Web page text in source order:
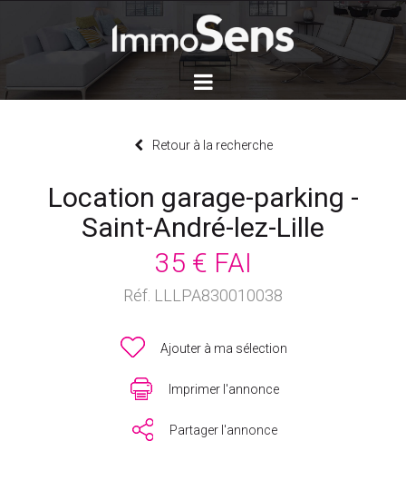
Retour à la recherche
Location garage-parking -
Saint-André-lez-Lille
35 € FAI
Réf. LLLPA830010038
Ajouter à ma sélection
Imprimer l'annonce
Partager l'annonce